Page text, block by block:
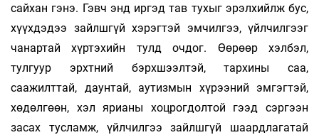
сайхан гэнэ. Гэвч энд иргэд тав тухыг эрэлхийлж бус,
хүүхдэдээ зайлшгүй хэ­­рэгтэй эмчилгээ, үйлчилгээг
чанартай хүртэхийн тулд очдог. Өөрөөр хэлбэл,
тулгуур эрхтний бэрхшээлтэй, тархины саа,
саажилттай, даунтай, аутизмын хүрээний эмгэгтэй,
хөдөлгөөн, хэл ярианы хоцрогдолтой гээд сэргээн
засах тусламж, үйлчилгээ зайлшгүй шаардлагатай